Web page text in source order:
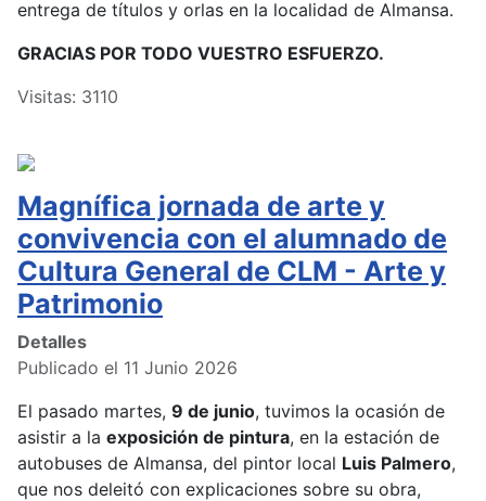
entrega de títulos y orlas en la localidad de Almansa.
GRACIAS POR TODO VUESTRO ESFUERZO.
Visitas: 3110
Magnífica jornada de arte y
convivencia con el alumnado de
Cultura General de CLM - Arte y
Patrimonio
Detalles
Publicado el 11 Junio 2026
El pasado martes, 9 de junio, tuvimos la ocasión de
asistir a la exposición de pintura, en la estación de
autobuses de Almansa, del pintor local Luis Palmero,
que nos deleitó con explicaciones sobre su obra,